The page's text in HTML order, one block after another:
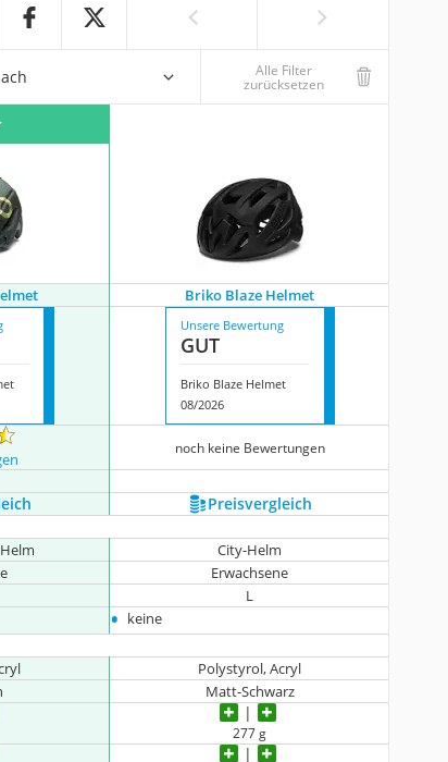
Alle Filter
zurücksetzen
Briko Blaze Helmet
Unsere Bewertung
GUT
Briko Blaze Helmet
08/2026
noch keine Bewertungen
Preis­vergleich
City-Helm
Erwachsene
L
• keine
Polystyrol, Acryl
Matt-Schwarz
277 g